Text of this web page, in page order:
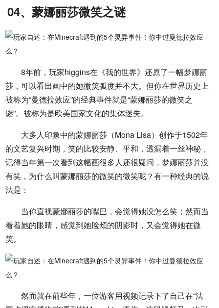
04、蒙娜丽莎微笑之谜
8年前，玩家higgins在《我的世界》还原了一幅梦娜丽
莎，可以看出画中的她微笑弧度并不大。但你在世界历史上
被称为“曼德拉效应”的经典事件就是“蒙娜丽莎的微笑之
谜”。被称为是欧美国家文化的集体迷失。
大多人印象中的蒙娜丽莎（Mona Lisa）创作于1502年
的文艺复兴时期，笑的比较安静、平和，透漏着一丝神秘，
记得当年第一次看到这幅画很多人还很疑问，梦娜丽莎并没
有笑，为什么叫蒙娜丽莎的微笑的微笑呢？有一种经典的说
法是：
当你直视蒙娜丽莎的嘴巴，会觉得她没怎么笑；然而当
看着她的眼睛，感觉到她脸颊的阴影时，又会觉得她在微
笑。
然而就在前些年，一位游客用视频记录下了自己在“法